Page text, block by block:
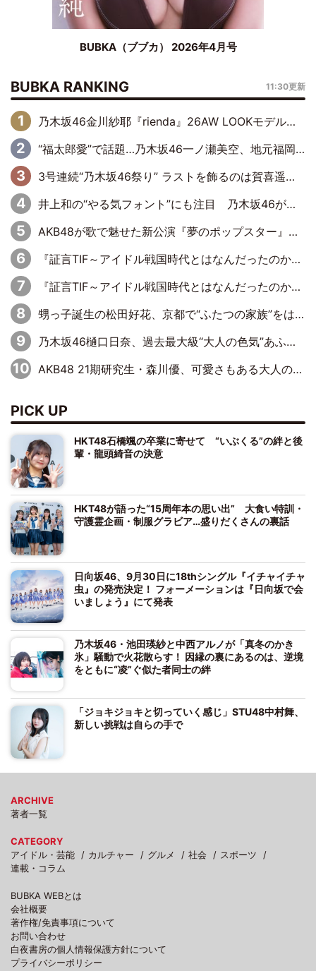
BUBKA（ブブカ） 2026年4月号
BUBKA RANKING 11:30更新
乃木坂46金川紗耶『rienda』26AW LOOKモデルに就任
“福太郎愛”で話題…乃木坂46一ノ瀬美空、地元福岡『めんべい25周年トップサポーター』に就任
3号連続“乃木坂46祭り” ラストを飾るのは賀喜遥香…5年ぶりの登場に「5年分大人になった私を見ていただけたら」
井上和の“やる気フォント”にも注目 乃木坂46が挑んだ書道パフォーマンスの舞台裏
AKB48が歌で魅せた新公演『夢のポップスター』 初日から全身全霊のステージ
『証言TIF～アイドル戦国時代とはなんだったのか～』第6回：でんぱ組.inc・古川未鈴×相沢梨紗「『ハロプロやりたかったな』って言ったら、夢眠ねむさんに『てめえはでんぱ組．incなんだよ！』って肩パンされて(笑)」
『証言TIF～アイドル戦国時代とはなんだったのか～』第11回：私立恵比寿中学・真山りか×安本彩花「TIFで10年ぶりのキョンシーメイクをしたら、場を完全に引かせてしまって。時代が変わったんだなって」
甥っ子誕生の松田好花、京都で“ふたつの家族”をはしご！ “母”黒谷友香に見送られ、“父”松岡昌宏とはハシゴ酒
乃木坂46樋口日奈、過去最大級“大人の色気”あふれる入浴姿披露
AKB48 21期研究生・森川優、可愛さもある大人の女性に
PICK UP
HKT48石橋颯の卒業に寄せて “いぶくる”の絆と後
輩・龍頭綺音の決意
HKT48が語った“15周年本の思い出” 大食い特訓・
守護霊企画・制服グラビア…盛りだくさんの裏話
日向坂46、9月30日に18thシングル『イチャイチャ
虫』の発売決定！ フォーメーションは『日向坂で会
いましょう』にて発表
乃木坂46・池田瑛紗と中西アルノが「真冬のかき
氷」騒動で火花散らす！ 因縁の裏にあるのは、逆境
をともに“凌”ぐ似た者同士の絆
「ジョキジョキと切っていく感じ」STU48中村舞、
新しい挑戦は自らの手で
ARCHIVE
著者一覧
CATEGORY
アイドル・芸能
カルチャー グルメ 社会
スポーツ
連載・コラム
BUBKA WEBとは
会社概要
著作権/免責事項について
お問い合わせ
白夜書房の個人情報保護方針について
プライバシーポリシー